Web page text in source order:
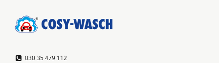
030 35 479 112